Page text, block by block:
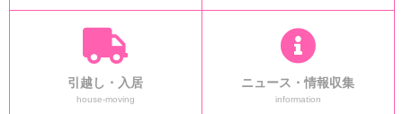
引越し・入居
house-moving
ニュース・情報収集
information